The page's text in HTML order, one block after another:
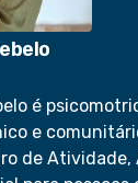
é
e
de